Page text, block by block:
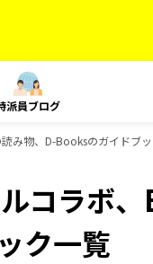
派員ブログ
み物、D-Booksのガイドブ
コラボ、
ク一覧